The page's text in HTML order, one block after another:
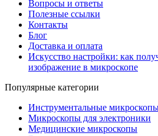
Вопросы и ответы
Полезные ссылки
Контакты
Блог
Доставка и оплата
Искусство настройки: как
изображение в микроскопе
Популярные категории
Инструментальные
Микроскопы для электроники
Медицинские микроскопы